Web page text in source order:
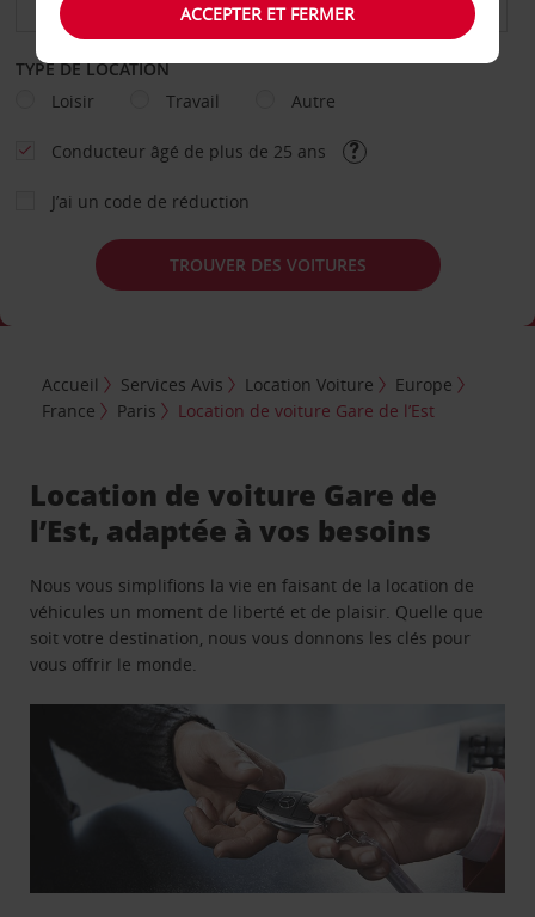
TYPE DE LOCATION
Loisir
Travail Autre
Conducteur âgé de plus de 25 ans
J’ai un code de réduction
TROUVER DES VOITURES
Accueil Services Avis Location Voiture
Europe
France
Paris Location de voiture Gare de l’Est
Location de voiture Gare de
l’Est, adaptée à vos besoins
Nous vous simplifions la vie en faisant de la location de
véhicules un moment de liberté et de plaisir. Quelle que
soit votre destination, nous vous donnons les clés pour
vous offrir le monde.
ACCEPTER ET FERMER